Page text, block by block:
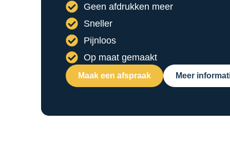
Geen afdrukken meer
Sneller
Pijnloos
Op maat gemaakt
Maak een afspraak Meer